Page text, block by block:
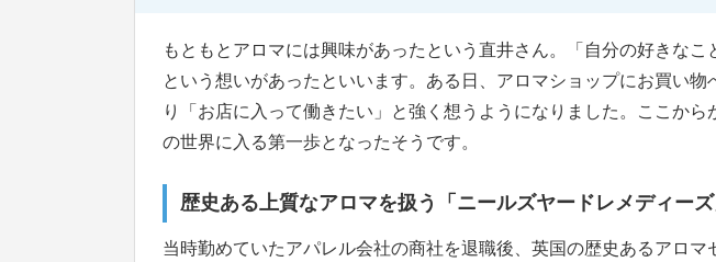
もともとアロマには興味があったという直井さん。「自分の好きなこ
という想いがあったといいます。ある日、アロマショップにお買い物
り「お店に入って働きたい」と強く想うようになりました。ここから
の世界に入る第一歩となったそうです。
歴史ある上質なアロマを扱う「ニールズヤードレメディー
当時勤めていたアパレル会社の商社を退職後、英国の歴史あるアロマ